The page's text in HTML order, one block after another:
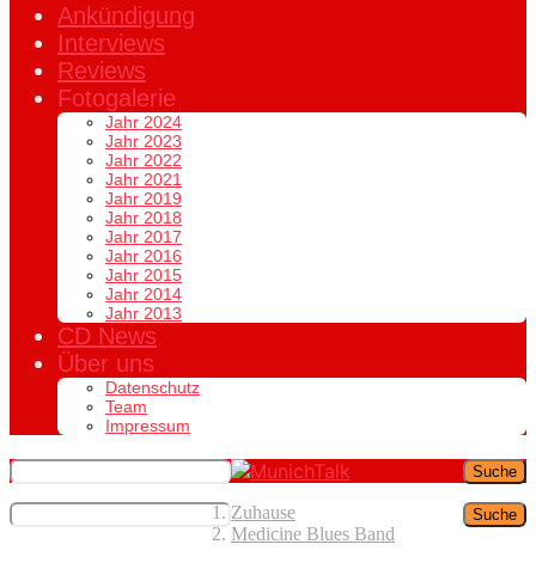
Ankündigung
Interviews
Reviews
Fotogalerie
Jahr 2024
Jahr 2023
Jahr 2022
Jahr 2021
Jahr 2019
Jahr 2018
Jahr 2017
Jahr 2016
Jahr 2015
Jahr 2014
Jahr 2013
CD News
Über uns
Datenschutz
Team
Impressum
Suche
Suche
Zuhause
Medicine Blues Band